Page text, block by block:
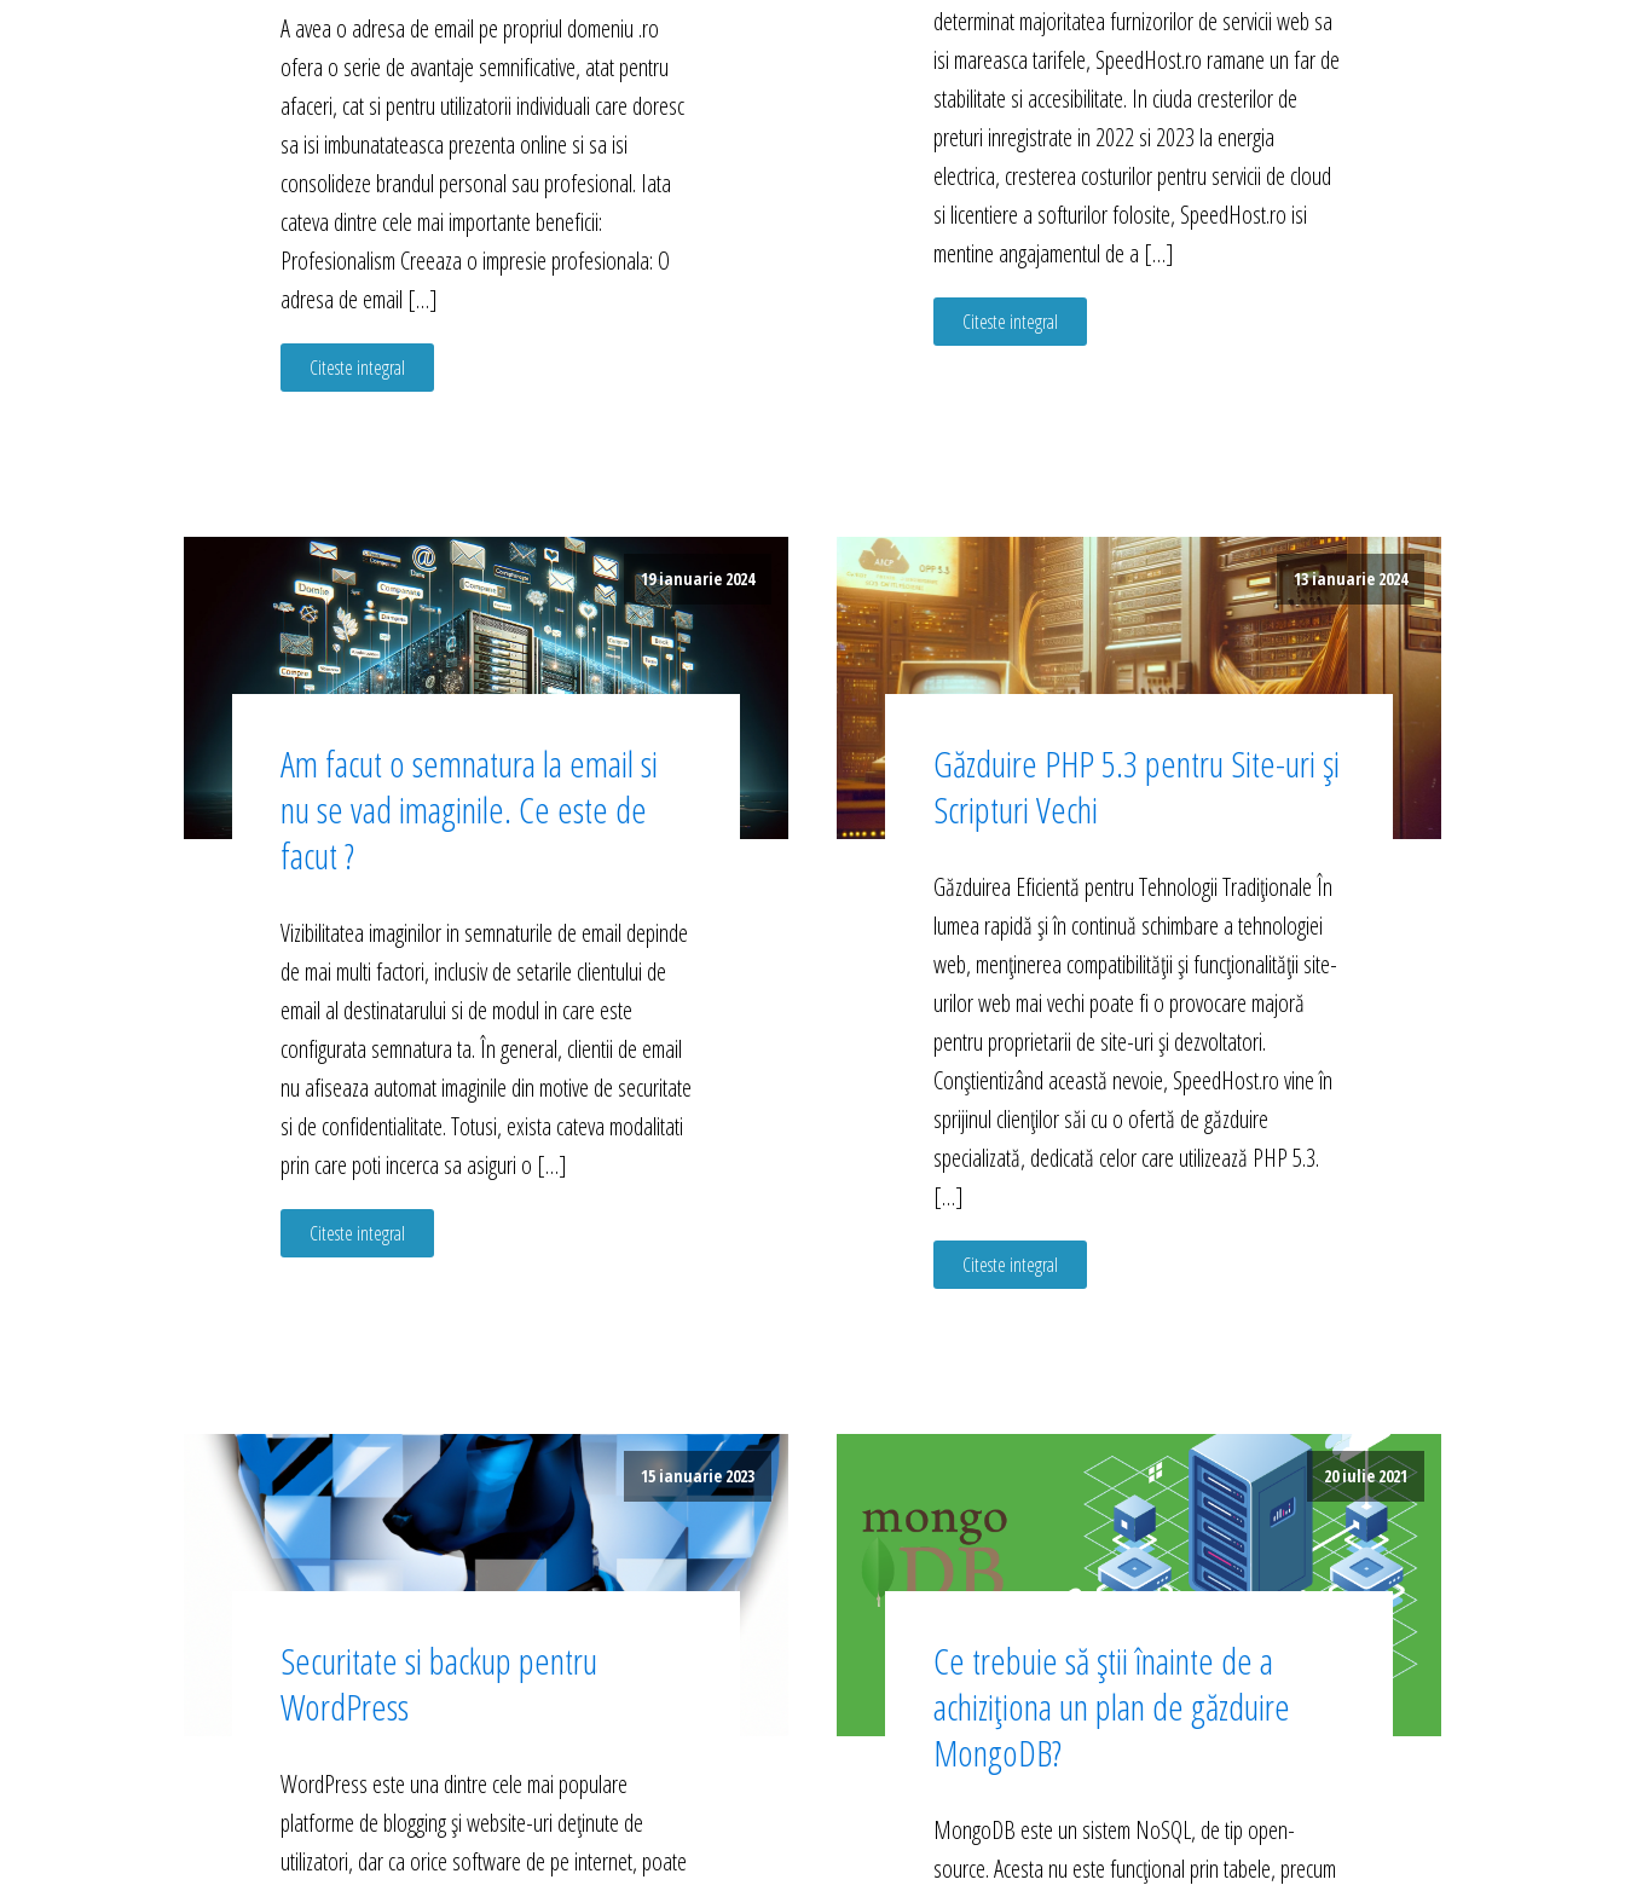
A avea o adresa de email pe propriul domeniu .ro
ofera o serie de avantaje semnificative, atat pentru
afaceri, cat si pentru utilizatorii individuali care doresc
sa isi imbunatateasca prezenta online si sa isi
consolideze brandul personal sau profesional. Iata
cateva dintre cele mai importante beneficii:
Profesionalism Creeaza o impresie profesionala: O
adresa de email […]
Citeste integral
determinat majoritatea furnizorilor de servicii web sa
isi mareasca tarifele, SpeedHost.ro ramane un far de
stabilitate si accesibilitate. In ciuda cresterilor de
preturi inregistrate in 2022 si 2023 la energia
electrica, cresterea costurilor pentru servicii de cloud
si licentiere a softurilor folosite, SpeedHost.ro isi
mentine angajamentul de a […]
Citeste integral
19 ianuarie 2024
Am facut o semnatura la email si
nu se vad imaginile. Ce este de
facut ?
Vizibilitatea imaginilor in semnaturile de email depinde
de mai multi factori, inclusiv de setarile clientului de
email al destinatarului si de modul in care este
configurata semnatura ta. În general, clientii de email
nu afiseaza automat imaginile din motive de securitate
si de confidentialitate. Totusi, exista cateva modalitati
prin care poti incerca sa asiguri o […]
Citeste integral
13 ianuarie 2024
Găzduire PHP 5.3 pentru Site-uri și
Scripturi Vechi
Găzduirea Eficientă pentru Tehnologii Tradiționale În
lumea rapidă și în continuă schimbare a tehnologiei
web, menținerea compatibilității și funcționalității site-
urilor web mai vechi poate fi o provocare majoră
pentru proprietarii de site-uri și dezvoltatori.
Conștientizând această nevoie, SpeedHost.ro vine în
sprijinul clienților săi cu o ofertă de găzduire
specializată, dedicată celor care utilizează PHP 5.3.
[…]
Citeste integral
15 ianuarie 2023
Securitate si backup pentru
WordPress
WordPress este una dintre cele mai populare
platforme de blogging și website-uri deținute de
utilizatori, dar ca orice software de pe internet, poate
20 iulie 2021
Ce trebuie să știi înainte de a
achiziționa un plan de găzduire
MongoDB?
MongoDB este un sistem NoSQL, de tip open-
source. Acesta nu este funcțional prin tabele, precum